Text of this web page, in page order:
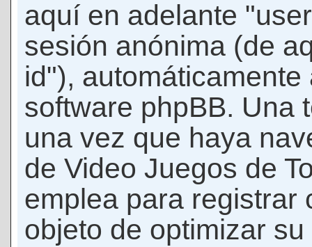
aquí en adelante
sesión anónima (de
id"),
software phpBB. Una
una vez que haya
de Video Juegos de
emplea para registrar
objeto de optimizar